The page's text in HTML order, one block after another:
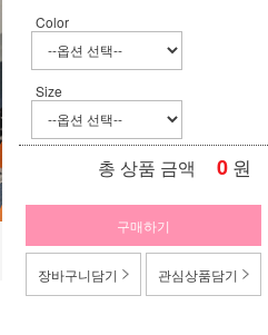
Color
Size
총 상품 금액 0 원
구매하기
장바구니담기 관심상품담기